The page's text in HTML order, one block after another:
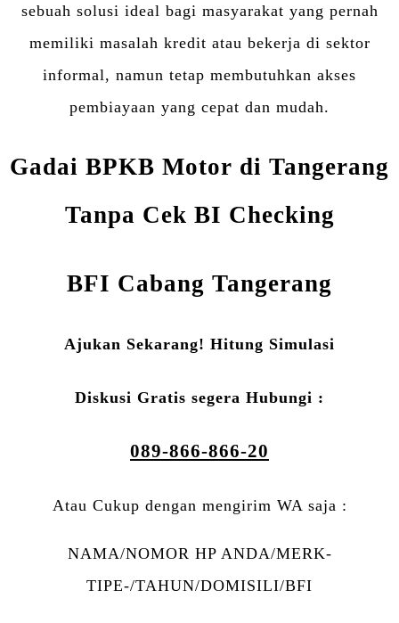
sebuah solusi ideal bagi masyarakat yang pernah
memiliki masalah kredit atau bekerja di sektor
informal, namun tetap membutuhkan akses
pembiayaan yang cepat dan mudah.
Gadai BPKB Motor di Tangerang
Tanpa Cek BI Checking
BFI Cabang Tangerang
Ajukan Sekarang! Hitung Simulasi
Diskusi Gratis segera Hubungi :
089-866-866-20
Atau Cukup dengan mengirim WA saja :
NAMA/NOMOR HP ANDA/MERK-
TIPE-/TAHUN/DOMISILI/BFI